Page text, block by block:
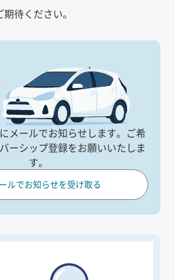
待ください。
メールでお知らせします。 ご希
ーシップ登録をお願いいたしま
す。
ルでお知らせを受け取る